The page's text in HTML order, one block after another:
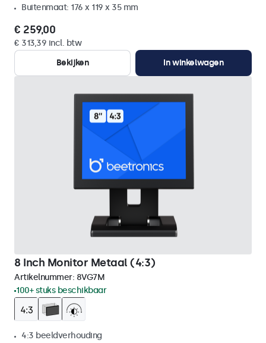
Buitenmaat: 176 x 119 x 35 mm
€ 259,00
€ 313,39 incl. btw
Bekijken
In winkelwagen
8 Inch Monitor Metaal (4:3)
Artikelnummer: 8VG7M
100+ stuks beschikbaar
4:3 beeldverhouding